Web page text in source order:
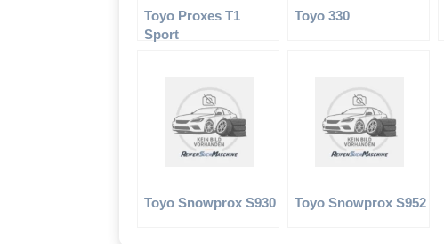
Toyo Proxes T1
Sport
Toyo 330
Toyo Snowprox S930 Toyo Snowprox S952